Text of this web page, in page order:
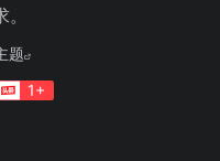
题
1+